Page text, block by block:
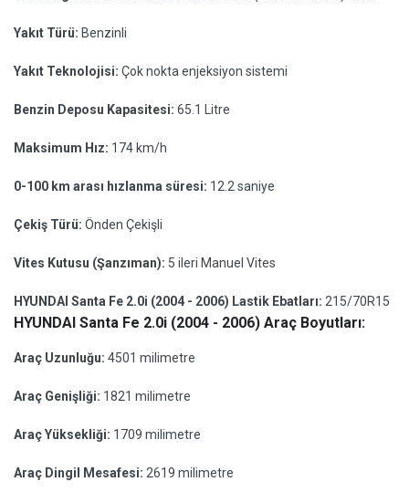
Yakıt Türü: Benzinli
Yakıt Teknolojisi: Çok nokta enjeksiyon sistemi
Benzin Deposu Kapasitesi: 65.1 Litre
Maksimum Hız: 174 km/h
0-100 km arası hızlanma süresi: 12.2 saniye
Çekiş Türü: Önden Çekişli
Vites Kutusu (Şanzıman): 5 ileri Manuel Vites
HYUNDAI Santa Fe 2.0i (2004 - 2006) Lastik Ebatları: 215/70R15
HYUNDAI Santa Fe 2.0i (2004 - 2006) Araç Boyutları:
Araç Uzunluğu: 4501 milimetre
Araç Genişliği: 1821 milimetre
Araç Yüksekliği: 1709 milimetre
Araç Dingil Mesafesi: 2619 milimetre